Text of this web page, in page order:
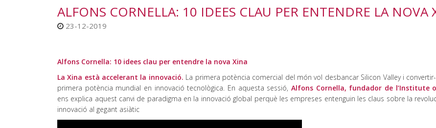
ALFONS CORNELLA: 10 IDEES CLAU PER ENTENDRE LA NOVA
23-12-2019
Alfons Cornella: 10 idees clau per entendre la nova Xina
La Xina està accelerant la innovació. La primera potència comercial del món vol desbancar Silicon Valley i
primera potència mundial en innovació tecnològica. En aquesta sessió, Alfons Cornella, fundador de l’Institute
ens explica aquest canvi de paradigma en la innovació global perquè les empreses entenguin les claus sobre la
innovació al gegant asiàtic